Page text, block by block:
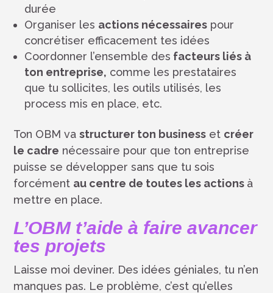
durée
Organiser les actions nécessaires pour
concrétiser efficacement tes idées
Coordonner l’ensemble des facteurs liés à
ton entreprise, comme les prestataires
que tu sollicites, les outils utilisés, les
process mis en place, etc.
Ton OBM vastructurer ton business et créer
le cadre nécessaire pour que ton entreprise
puisse se développer sans que tu sois
forcément au centre de toutes les actions à
mettre en place.
L’OBM t’aide à faire avancer
tes projets
Laisse moi deviner. Des idées géniales, tu n’en
manques pas. Le problème, c’est qu’elles